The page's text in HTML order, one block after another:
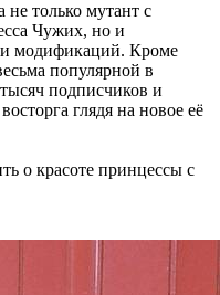
не только мутант с
Чужих, но и
и модификаций. Кроме
популярной в
подписчиков и
глядя на новое её
о красоте принцессы с